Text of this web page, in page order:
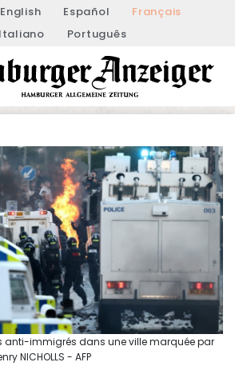
English Español
Français
Italiano
Português
anti-immigrés dans une ville marquée par
NICHOLLS - AFP